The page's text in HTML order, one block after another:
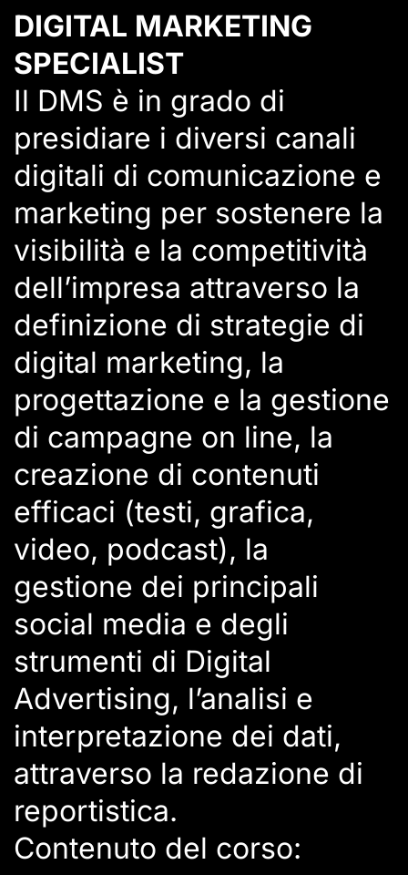
DIGITAL MARKETING
SPECIALIST
Il DMS è in grado di
presidiare i diversi canali
digitali di comunicazione e
marketing per sostenere la
visibilità e la competitività
dell’impresa attraverso la
definizione di strategie di
digital marketing, la
progettazione e la gestione
di campagne on line, la
creazione di contenuti
efficaci (testi, grafica,
video, podcast), la
gestione dei principali
social media e degli
strumenti di Digital
Advertising, l’analisi e
interpretazione dei dati,
attraverso la redazione di
reportistica.
Contenuto del corso: